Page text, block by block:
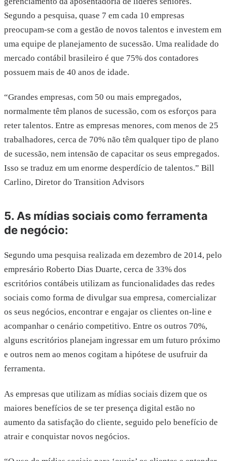
Segundo a pesquisa, quase 7 em cada 10 empresas
preocupam-se com a gestão de novos talentos e investem em
uma equipe de planejamento de sucessão. Uma realidade do
mercado contábil brasileiro é que 75% dos contadores
possuem mais de 40 anos de idade.
“Grandes empresas, com 50 ou mais empregados,
normalmente têm planos de sucessão, com os esforços para
reter talentos. Entre as empresas menores, com menos de 25
trabalhadores, cerca de 70% não têm qualquer tipo de plano
de sucessão, nem intensão de capacitar os seus empregados.
Isso se traduz em um enorme desperdício de talentos.” Bill
Carlino, Diretor do Transition Advisors
5. As mídias sociais como ferramenta
de negócio:
Segundo uma pesquisa realizada em dezembro de 2014, pelo
empresário Roberto Dias Duarte, cerca de 33% dos
escritórios contábeis utilizam as funcionalidades das redes
sociais como forma de divulgar sua empresa, comercializar
os seus negócios, encontrar e engajar os clientes on-line e
acompanhar o cenário competitivo. Entre os outros 70%,
alguns escritórios planejam ingressar em um futuro próximo
e outros nem ao menos cogitam a hipótese de usufruir da
ferramenta.
As empresas que utilizam as mídias sociais dizem que os
maiores benefícios de se ter presença digital estão no
aumento da satisfação do cliente, seguido pelo benefício de
atrair e conquistar novos negócios.